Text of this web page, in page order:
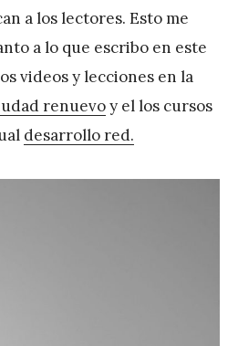
a los lectores. Esto me
a lo que escribo en este
videos y lecciones en la
renuevoy el los cursos
desarrollo red.